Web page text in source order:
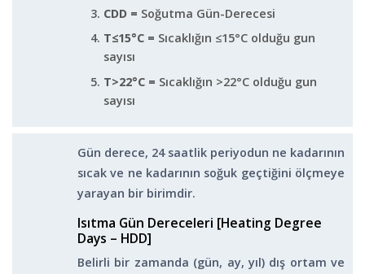
CDD = Soğutma Gün-Derecesi
T≤15°C = Sıcaklığın ≤15°C olduğu gun
sayısı
T>22°C = Sıcaklığın >22°C olduğu gun
sayısı
Gün derece, 24 saatlik periyodun ne kadarının
sıcak ve ne kadarının soğuk geçtiğini ölçmeye
yarayan bir birimdir.
Isıtma Gün Dereceleri [Heating Degree
Days – HDD]
Belirli bir zamanda (gün, ay, yıl) dış ortam ve